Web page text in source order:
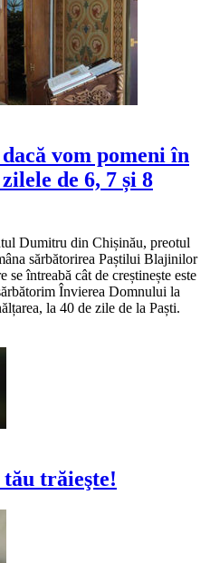
vom pomeni în
de 6, 7 și 8
Dumitru din Chișinău, preotul
sărbătorirea Paștilui Blajinilor
întreabă cât de creștinește este
Învierea Domnului la
la 40 de zile de la Paști.
trăieşte!